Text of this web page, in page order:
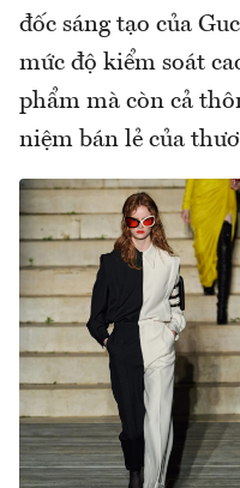
đốc sáng tạo của
mức độ kiểm soát
phẩm mà còn cả
niệm bán lẻ của